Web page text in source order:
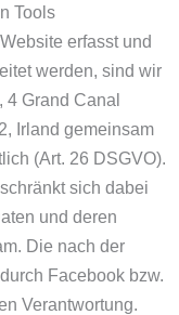
Tools
erfasst und
werden, sind wir
4 Grand Canal
Irland gemeinsam
(Art. 26 DSGVO).
sich dabei
und deren
Die nach der
Facebook bzw.
Verantwortung.